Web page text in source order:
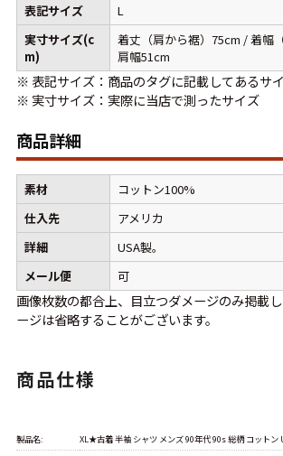
パンツ W33,W34
W37以上
Search by Maniac
Tシャツ
アニメ
Tシャツ
すべてのマニアックを見る
90年代 80年代
表記サイズ
L
実寸サイズ(c
m)
着丈（肩から裾）75cm / 着幅
肩幅51cm
※ 表記サイズ：商品のタグに記載してあるサ
※ 実寸サイズ：実際に当店で測ったサイズ
商品詳細
素材
コットン100%
仕入先
アメリカ
詳細
USA製。
メール便
可
画像枚数の都合上、目立つダメージのみ掲載
ージは省略することがございます。
商品仕様
製品名:
XL★古着 半袖 シャツ メンズ 90年代 90s 総柄 コットン